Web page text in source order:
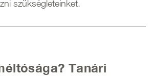
szükségleteinket.
Tanári